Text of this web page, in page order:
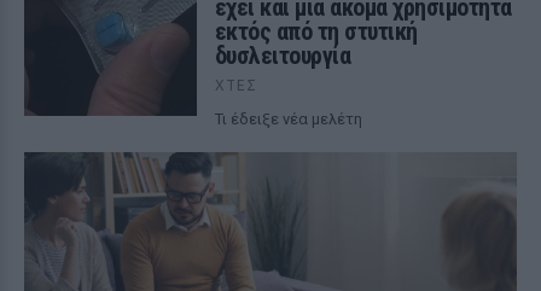
έχει και μια ακόμα χρησιμότητα
εκτός από τη στυτική
δυσλειτουργία
ΧΤΕΣ
Τι έδειξε νέα μελέτη